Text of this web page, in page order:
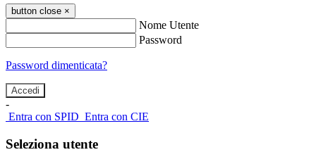
button close ×
Nome Utente
Password
Password dimenticata?
-
Entra con SPID Entra con CIE
Seleziona utente